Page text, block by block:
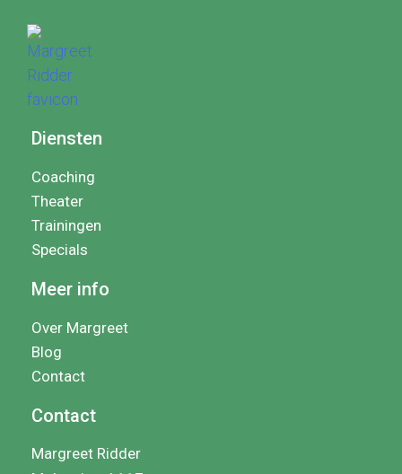
Diensten
Coaching
Theater
Trainingen
Specials
Meer info
Over Margreet
Blog
Contact
Contact
Margreet Ridder